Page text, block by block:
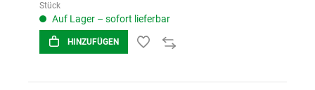
Stück
Auf Lager – sofort lieferbar
HINZUFÜGEN